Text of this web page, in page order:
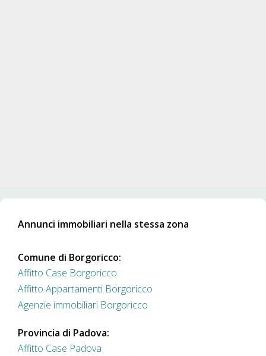
Annunci immobiliari nella stessa zona
Comune di Borgoricco:
Affitto Case Borgoricco
Affitto Appartamenti Borgoricco
Agenzie immobiliari Borgoricco
Provincia di Padova:
Affitto Case Padova